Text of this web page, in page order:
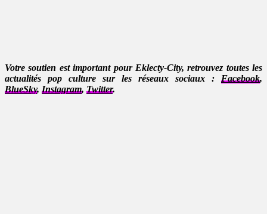
Votre soutien est important pour Eklecty-City, retrouvez toutes les
actualités pop culture sur les réseaux sociaux : Facebook,
BlueSky, Instagram, Twitter.